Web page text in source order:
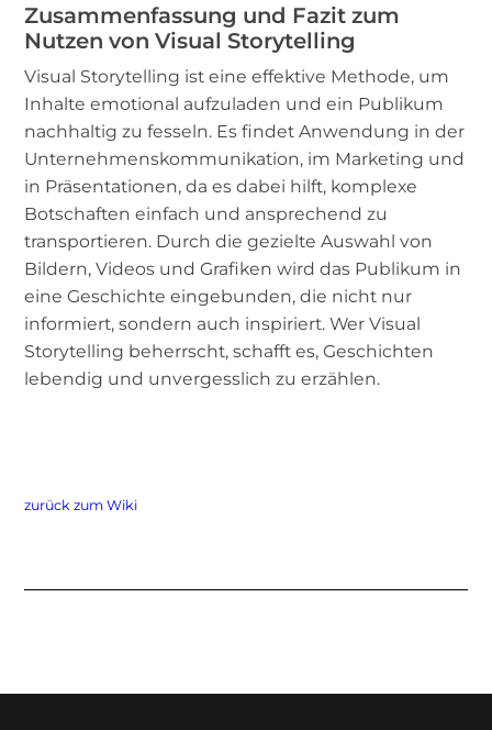
Zusammenfassung und Fazit zum
Nutzen von Visual Storytelling
Visual Storytelling ist eine effektive Methode, um
Inhalte emotional aufzuladen und ein Publikum
nachhaltig zu fesseln. Es findet Anwendung in der
Unternehmenskommunikation, im Marketing und
in Präsentationen, da es dabei hilft, komplexe
Botschaften einfach und ansprechend zu
transportieren. Durch die gezielte Auswahl von
Bildern, Videos und Grafiken wird das Publikum in
eine Geschichte eingebunden, die nicht nur
informiert, sondern auch inspiriert. Wer Visual
Storytelling beherrscht, schafft es, Geschichten
lebendig und unvergesslich zu erzählen.
zurück zum Wiki